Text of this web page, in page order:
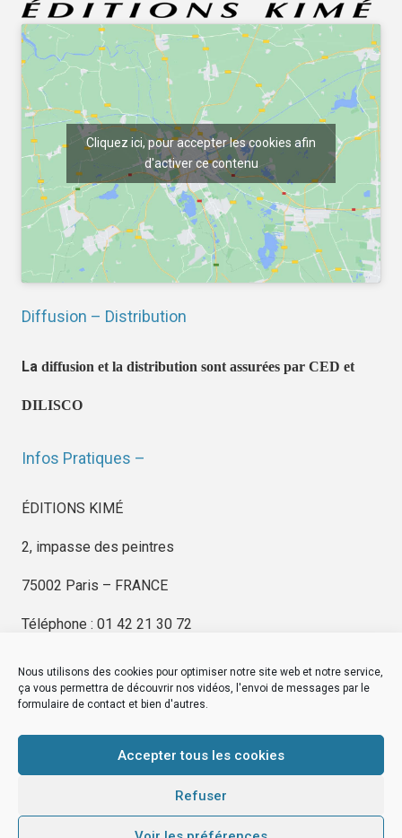
Nous utilisons des cookies pour optimiser notre site web et notre service,
ça vous permettra de découvrir nos vidéos, l'envoi de messages par le
formulaire de contact et bien d'autres.
Accepter tous les cookies
Refuser
Cliquez ici, pour accepter les cookies afin
d'activer ce contenu
Diffusion – Distribution
La diffusion et la distribution sont assurées par CED et
DILISCO
Infos Pratiques –
ÉDITIONS KIMÉ
2, impasse des peintres
75002 Paris – FRANCE
Téléphone : 01 42 21 30 72
EDITIONS KIMÉ
Mentions Légales
© byeDovel.com